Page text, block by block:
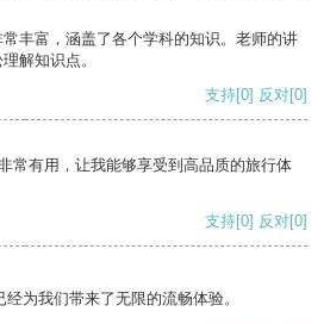
丰富，涵盖了各个学科的知识。老师的讲
解知识点。
支持[0] 反对[0]
常有用，让我能够享受到高品质的旅行体
支持[0] 反对[0]
为我们带来了无限的流畅体验。